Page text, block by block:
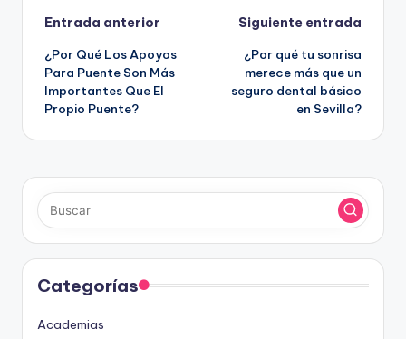
Navegación
de
entradas
Entrada anterior
¿Por Qué Los Apoyos
Para Puente Son Más
Importantes Que El
Propio Puente?
Siguiente entrada
¿Por qué tu sonrisa
merece más que un
seguro dental básico
en Sevilla?
Categorías
Academias